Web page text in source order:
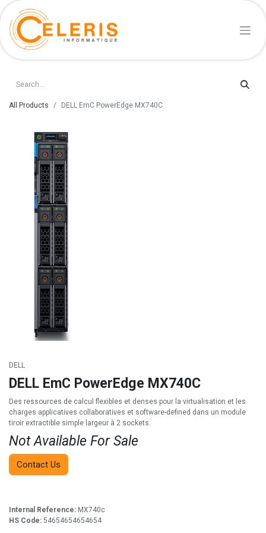
All Products DELL EmC PowerEdge MX740C
DELL
DELL EmC PowerEdge MX740C
Des ressources de calcul flexibles et denses pour la virtualisation et les
charges applicatives collaboratives et software-defined dans un module
tiroir extractible simple largeur à 2 sockets.
Not Available For Sale
Contact Us
Internal Reference: MX740c
HS Code: 54654654654654